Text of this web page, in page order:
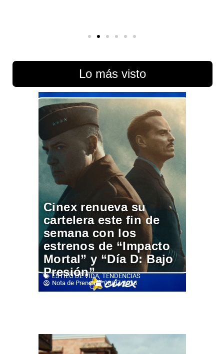
Lo más visto
Cinex renueva su
cartelera este fin de
semana con los
estrenos de “Impacto
Mortal” y “Día D: Bajo
Presión”
ESTILO DE VIDA,TENDENCIAS
Nota de Prensa
08/07/2026